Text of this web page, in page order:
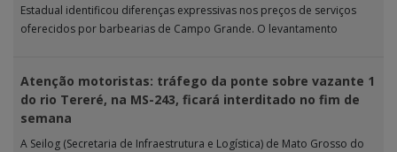
Estadual identificou diferenças expressivas nos preços de serviços
oferecidos por barbearias de Campo Grande. O levantamento
Atenção motoristas: tráfego da ponte sobre vazante 1
do rio Tereré, na MS-243, ficará interditado no fim de
semana
A Seilog (Secretaria de Infraestrutura e Logística) de Mato Grosso do